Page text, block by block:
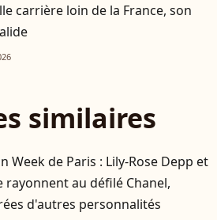
carrière loin de la France, son
similaires
Week de Paris : Lily-Rose Depp et
rayonnent au défilé Chanel,
d'autres personnalités